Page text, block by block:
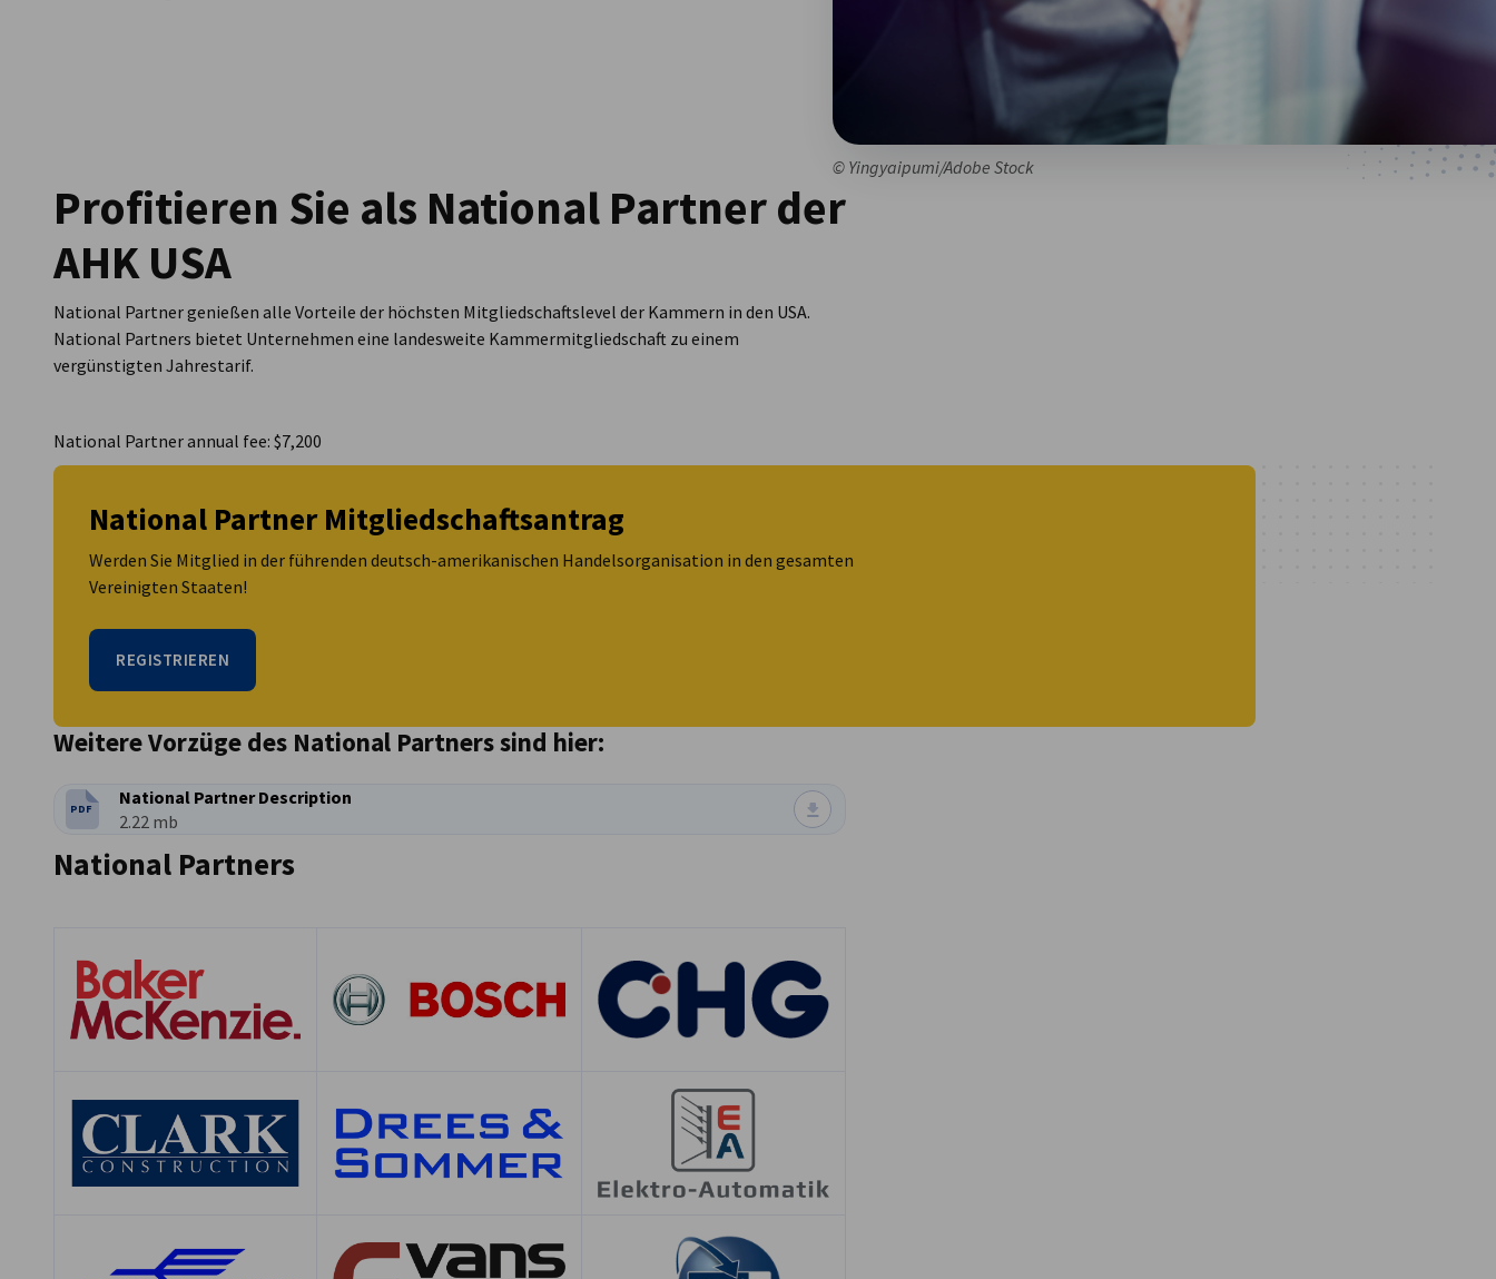
© Yingyaipumi/Adobe Stock
Profitieren Sie als National Partner der
AHK USA
National Partner genießen alle Vorteile der höchsten Mitgliedschaftslevel der Kammern in den USA.
National Partners bietet Unternehmen eine landesweite Kammermitgliedschaft zu einem
vergünstigten Jahrestarif.
National Partner annual fee: $7,200
National Partner Mitgliedschaftsantrag
Werden Sie Mitglied in der führenden deutsch-amerikanischen Handelsorganisation in den gesamten
Vereinigten Staaten!
REGISTRIEREN
Weitere Vorzüge des National Partners sind hier:
DATEITYP:
PDF
National Partner Description
Dateigröße:
2.22 mb
National Partners